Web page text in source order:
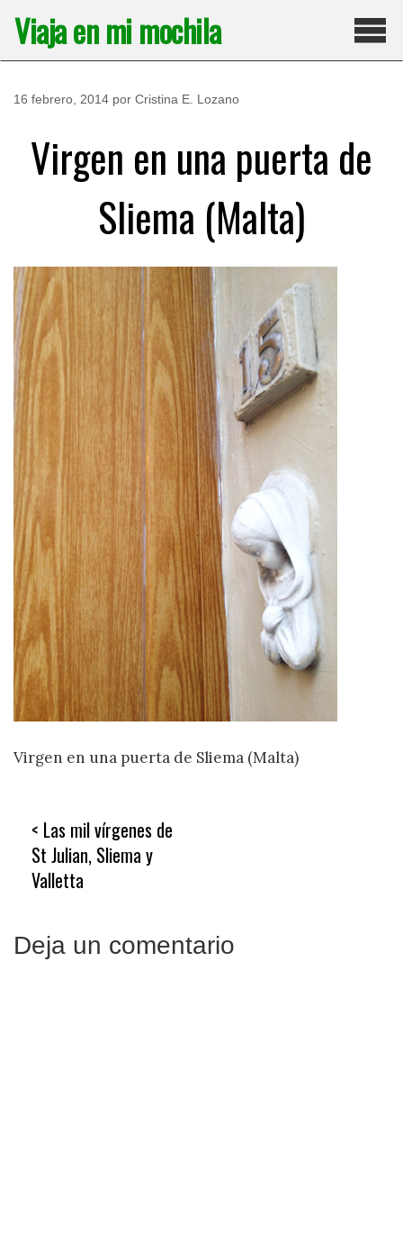
contenido
Viaja en mi mochila
16 febrero, 2014 por Cristina E. Lozano
Virgen en una puerta de
Sliema (Malta)
Virgen en una puerta de Sliema (Malta)
Navegación
de
entradas
Las mil vírgenes de
St Julian, Sliema y
Valletta
Deja un comentario